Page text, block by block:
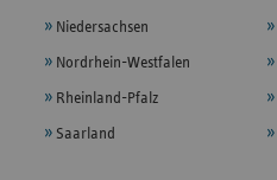
Niedersachsen
Nordrhein-Westfalen
Rheinland-Pfalz
Saarland